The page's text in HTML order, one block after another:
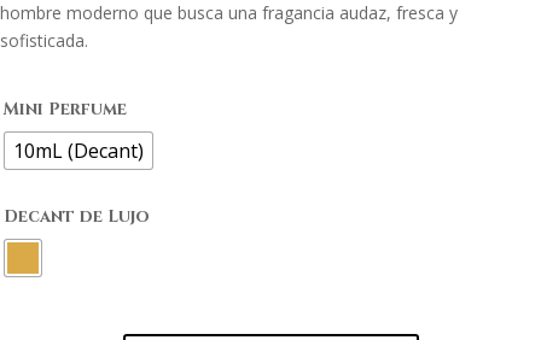
hombre moderno que busca una fragancia audaz, fresca y
sofisticada.
Mini Perfume
10mL (Decant)
Decant de Lujo